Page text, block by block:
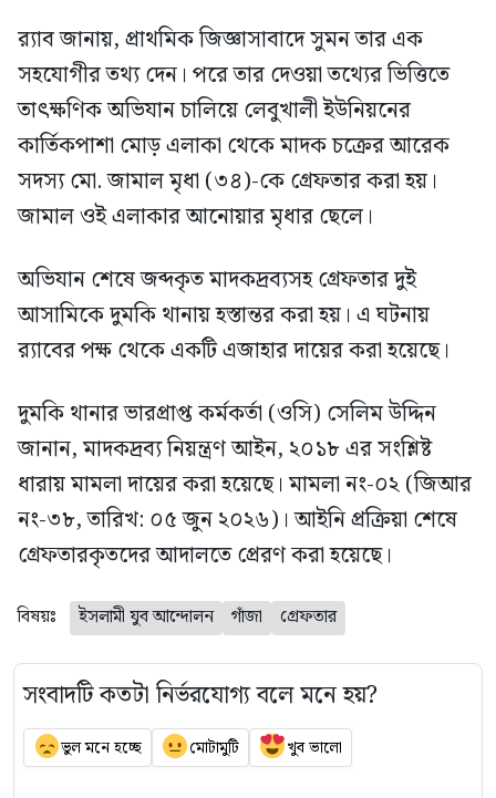
র‍্যাব জানায়, প্রাথমিক জিজ্ঞাসাবাদে সুমন তার এক
সহযোগীর তথ্য দেন। পরে তার দেওয়া তথ্যের ভিত্তিতে
তাৎক্ষণিক অভিযান চালিয়ে লেবুখালী ইউনিয়নের
কার্তিকপাশা মোড় এলাকা থেকে মাদক চক্রের আরেক
সদস্য মো. জামাল মৃধা (৩৪)-কে গ্রেফতার করা হয়।
জামাল ওই এলাকার আনোয়ার মৃধার ছেলে।
অভিযান শেষে জব্দকৃত মাদকদ্রব্যসহ গ্রেফতার দুই
আসামিকে দুমকি থানায় হস্তান্তর করা হয়। এ ঘটনায়
র‍্যাবের পক্ষ থেকে একটি এজাহার দায়ের করা হয়েছে।
দুমকি থানার ভারপ্রাপ্ত কর্মকর্তা (ওসি) সেলিম উদ্দিন
জানান, মাদকদ্রব্য নিয়ন্ত্রণ আইন, ২০১৮ এর সংশ্লিষ্ট
ধারায় মামলা দায়ের করা হয়েছে। মামলা নং-০২ (জিআর
নং-৩৮, তারিখ: ০৫ জুন ২০২৬)। আইনি প্রক্রিয়া শেষে
গ্রেফতারকৃতদের আদালতে প্রেরণ করা হয়েছে।
বিষয়ঃ ইসলামী যুব আন্দোলন গাঁজা গ্রেফতার
সংবাদটি কতটা নির্ভরযোগ্য বলে মনে হয়?
ভুল মনে হচ্ছে মোটামুটি খুব ভালো